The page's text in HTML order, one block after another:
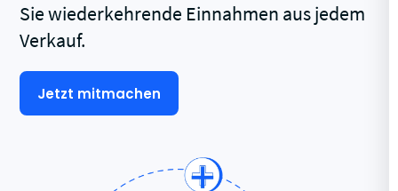
Sie wiederkehrende Einnahmen aus jedem
Verkauf.
Jetzt mitmachen